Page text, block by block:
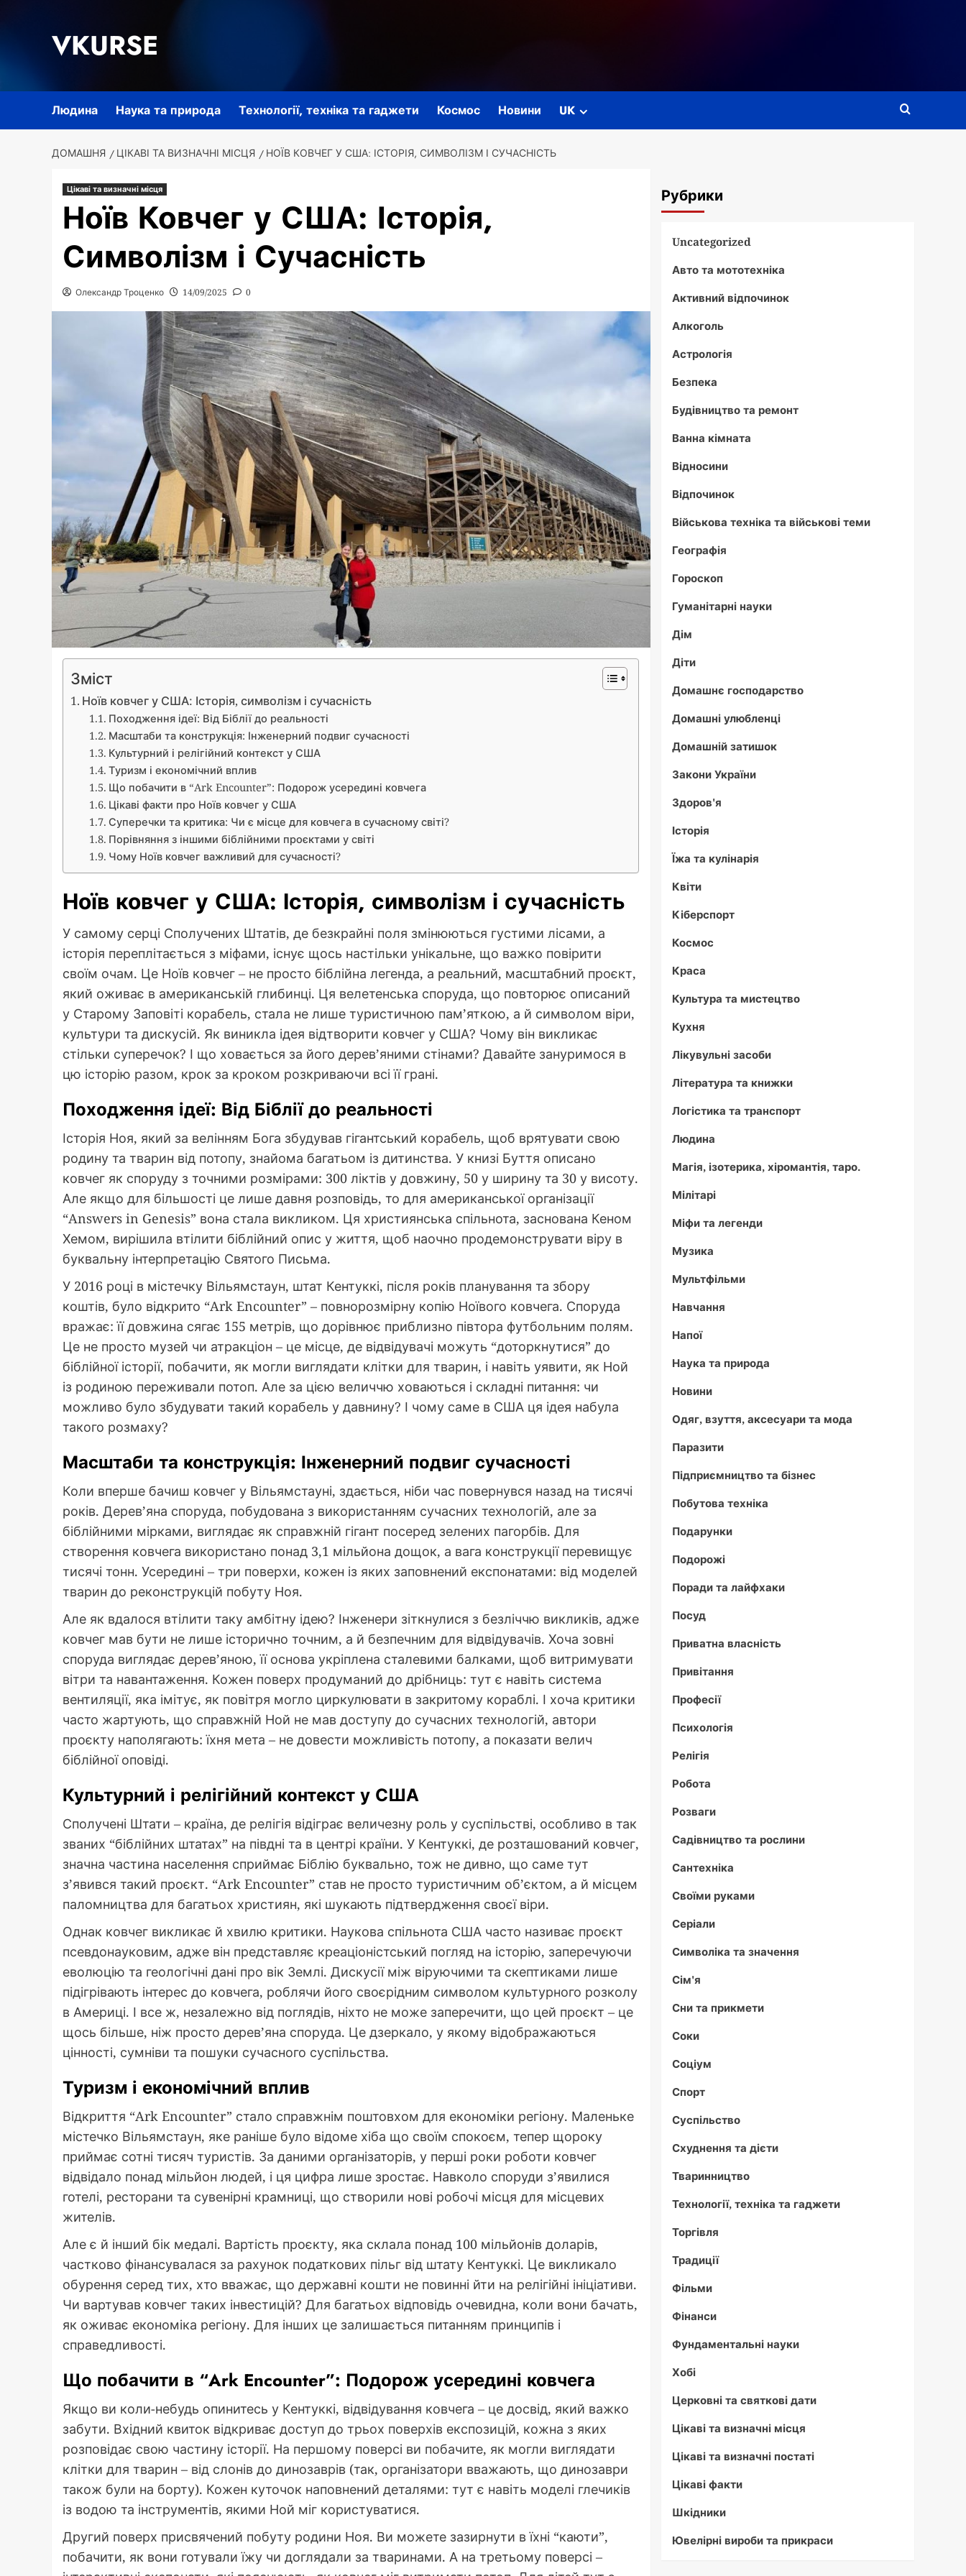
VKURSE
Людина Наука та природа Технології, техніка та гаджети Космос Новини UK
ДОМАШНЯ ЦІКАВІ ТА ВИЗНАЧНІ МІСЦЯ НОЇВ КОВЧЕГ У США: ІСТОРІЯ, СИМВОЛІЗМ І СУЧАСНІСТЬ
Цікаві та визначні місця
Ноїв Ковчег у США: Історія,
Символізм і Сучасність
Олександр Троценко 14/09/2025 0
Зміст
Ноїв ковчег у США: Історія, символізм і сучасність
Походження ідеї: Від Біблії до реальності
Масштаби та конструкція: Інженерний подвиг сучасності
Культурний і релігійний контекст у США
Туризм і економічний вплив
Що побачити в “Ark Encounter”: Подорож усередині ковчега
Цікаві факти про Ноїв ковчег у США
Суперечки та критика: Чи є місце для ковчега в сучасному світі?
Порівняння з іншими біблійними проєктами у світі
Чому Ноїв ковчег важливий для сучасності?
Ноїв ковчег у США: Історія, символізм і сучасність
У самому серці Сполучених Штатів, де безкрайні поля змінюються густими лісами, а
історія переплітається з міфами, існує щось настільки унікальне, що важко повірити
своїм очам. Це Ноїв ковчег – не просто біблійна легенда, а реальний, масштабний проєкт,
який оживає в американській глибинці. Ця велетенська споруда, що повторює описаний
у Старому Заповіті корабель, стала не лише туристичною пам’яткою, а й символом віри,
культури та дискусій. Як виникла ідея відтворити ковчег у США? Чому він викликає
стільки суперечок? І що ховається за його дерев’яними стінами? Давайте зануримося в
цю історію разом, крок за кроком розкриваючи всі її грані.
Походження ідеї: Від Біблії до реальності
Історія Ноя, який за велінням Бога збудував гігантський корабель, щоб врятувати свою
родину та тварин від потопу, знайома багатьом із дитинства. У книзі Буття описано
ковчег як споруду з точними розмірами: 300 ліктів у довжину, 50 у ширину та 30 у висоту.
Але якщо для більшості це лише давня розповідь, то для американської організації
“Answers in Genesis” вона стала викликом. Ця християнська спільнота, заснована Кеном
Хемом, вирішила втілити біблійний опис у життя, щоб наочно продемонструвати віру в
буквальну інтерпретацію Святого Письма.
У 2016 році в містечку Вільямстаун, штат Кентуккі, після років планування та збору
коштів, було відкрито “Ark Encounter” – повнорозмірну копію Ноївого ковчега. Споруда
вражає: її довжина сягає 155 метрів, що дорівнює приблизно півтора футбольним полям.
Це не просто музей чи атракціон – це місце, де відвідувачі можуть “доторкнутися” до
біблійної історії, побачити, як могли виглядати клітки для тварин, і навіть уявити, як Ной
із родиною переживали потоп. Але за цією величчю ховаються і складні питання: чи
можливо було збудувати такий корабель у давнину? І чому саме в США ця ідея набула
такого розмаху?
Масштаби та конструкція: Інженерний подвиг сучасності
Коли вперше бачиш ковчег у Вільямстауні, здається, ніби час повернувся назад на тисячі
років. Дерев’яна споруда, побудована з використанням сучасних технологій, але за
біблійними мірками, виглядає як справжній гігант посеред зелених пагорбів. Для
створення ковчега використано понад 3,1 мільйона дощок, а вага конструкції перевищує
тисячі тонн. Усередині – три поверхи, кожен із яких заповнений експонатами: від моделей
тварин до реконструкцій побуту Ноя.
Але як вдалося втілити таку амбітну ідею? Інженери зіткнулися з безліччю викликів, адже
ковчег мав бути не лише історично точним, а й безпечним для відвідувачів. Хоча зовні
споруда виглядає дерев’яною, її основа укріплена сталевими балками, щоб витримувати
вітри та навантаження. Кожен поверх продуманий до дрібниць: тут є навіть система
вентиляції, яка імітує, як повітря могло циркулювати в закритому кораблі. І хоча критики
часто жартують, що справжній Ной не мав доступу до сучасних технологій, автори
проєкту наполягають: їхня мета – не довести можливість потопу, а показати велич
біблійної оповіді.
Культурний і релігійний контекст у США
Сполучені Штати – країна, де релігія відіграє величезну роль у суспільстві, особливо в так
званих “біблійних штатах” на півдні та в центрі країни. У Кентуккі, де розташований ковчег,
значна частина населення сприймає Біблію буквально, тож не дивно, що саме тут
з’явився такий проєкт. “Ark Encounter” став не просто туристичним об’єктом, а й місцем
паломництва для багатьох християн, які шукають підтвердження своєї віри.
Однак ковчег викликає й хвилю критики. Наукова спільнота США часто називає проєкт
псевдонауковим, адже він представляє креаціоністський погляд на історію, заперечуючи
еволюцію та геологічні дані про вік Землі. Дискусії між віруючими та скептиками лише
підігрівають інтерес до ковчега, роблячи його своєрідним символом культурного розколу
в Америці. І все ж, незалежно від поглядів, ніхто не може заперечити, що цей проєкт – це
щось більше, ніж просто дерев’яна споруда. Це дзеркало, у якому відображаються
цінності, сумніви та пошуки сучасного суспільства.
Туризм і економічний вплив
Відкриття “Ark Encounter” стало справжнім поштовхом для економіки регіону. Маленьке
містечко Вільямстаун, яке раніше було відоме хіба що своїм спокоєм, тепер щороку
приймає сотні тисяч туристів. За даними організаторів, у перші роки роботи ковчег
відвідало понад мільйон людей, і ця цифра лише зростає. Навколо споруди з’явилися
готелі, ресторани та сувенірні крамниці, що створили нові робочі місця для місцевих
жителів.
Але є й інший бік медалі. Вартість проєкту, яка склала понад 100 мільйонів доларів,
частково фінансувалася за рахунок податкових пільг від штату Кентуккі. Це викликало
обурення серед тих, хто вважає, що державні кошти не повинні йти на релігійні ініціативи.
Чи вартував ковчег таких інвестицій? Для багатьох відповідь очевидна, коли вони бачать,
як оживає економіка регіону. Для інших це залишається питанням принципів і
справедливості.
Що побачити в “Ark Encounter”: Подорож усередині ковчега
Якщо ви коли-небудь опинитесь у Кентуккі, відвідування ковчега – це досвід, який важко
забути. Вхідний квиток відкриває доступ до трьох поверхів експозицій, кожна з яких
розповідає свою частину історії. На першому поверсі ви побачите, як могли виглядати
клітки для тварин – від слонів до динозаврів (так, організатори вважають, що динозаври
також були на борту). Кожен куточок наповнений деталями: тут є навіть моделі глечиків
із водою та інструментів, якими Ной міг користуватися.
Другий поверх присвячений побуту родини Ноя. Ви можете зазирнути в їхні “каюти”,
побачити, як вони готували їжу чи доглядали за тваринами. А на третьому поверсі –
Рубрики
Uncategorized
Авто та мототехніка
Активний відпочинок
Алкоголь
Астрологія
Безпека
Будівництво та ремонт
Ванна кімната
Відносини
Відпочинок
Військова техніка та військові теми
Географія
Гороскоп
Гуманітарні науки
Дім
Діти
Домашнє господарство
Домашні улюбленці
Домашній затишок
Закони України
Здоров'я
Історія
Їжа та кулінарія
Квіти
Кіберспорт
Космос
Краса
Культура та мистецтво
Кухня
Лікувульні засоби
Література та книжки
Логістика та транспорт
Людина
Магія, ізотерика, хіромантія, таро.
Мілітарі
Міфи та легенди
Музика
Мультфільми
Навчання
Напої
Наука та природа
Новини
Одяг, взуття, аксесуари та мода
Паразити
Підприємництво та бізнес
Побутова техніка
Подарунки
Подорожі
Поради та лайфхаки
Посуд
Приватна власність
Привітання
Професії
Психологія
Релігія
Робота
Розваги
Садівництво та рослини
Сантехніка
Своїми руками
Серіали
Символіка та значення
Сім'я
Сни та прикмети
Соки
Соціум
Спорт
Суспільство
Схуднення та дієти
Тваринництво
Технології, техніка та гаджети
Торгівля
Традиції
Фільми
Фінанси
Фундаментальні науки
Хобі
Церковні та святкові дати
Цікаві та визначні місця
Цікаві та визначні постаті
Цікаві факти
Шкідники
Ювелірні вироби та прикраси